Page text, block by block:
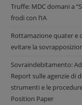
Truffe: MDC domani a
frodi con l’IA
Rottamazione quater e
evitare la
Sovraindebitamento:
Report sulle agenzie di
strumenti e le
Position Paper